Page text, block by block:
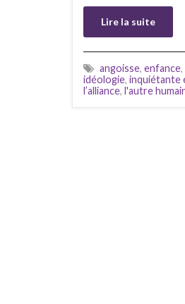
Lire la suite
angoisse, enfance,
idéologie, inquiétante
l’alliance, l'autre